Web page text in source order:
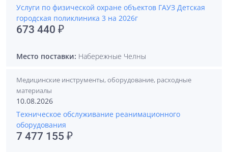
Услуги по физической охране объектов ГАУЗ Детская
городская поликлиника 3 на 2026г
673 440 ₽
Место поставки: Набережные Челны
Медицинские инструменты, оборудование, расходные
материалы
10.08.2026
Техническое обслуживание реанимационного
оборудования
7 477 155 ₽